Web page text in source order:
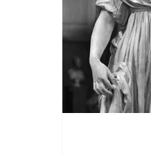
dem
Überleben
im
Patriarchat.